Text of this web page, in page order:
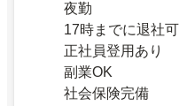
夜勤
17時までに退社可
正社員登用あり
副業OK
社会保険完備